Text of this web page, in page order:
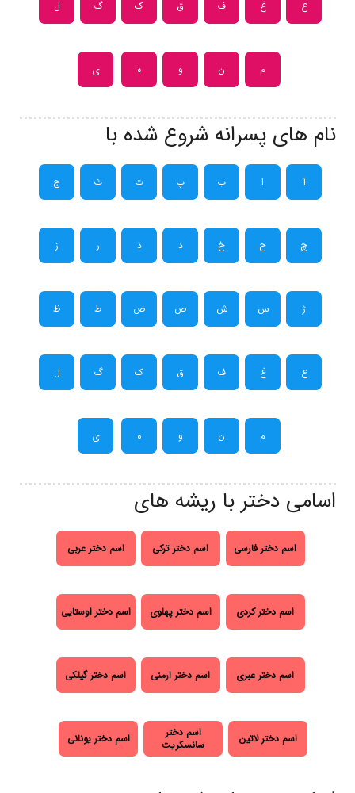
ع غ ف ق ک گ ل
م ن و ه ی
نام های پسرانه شروع شده با
آ ا ب پ ت ث ج
چ ح خ د ذ ر ز
ژ س ش ص ض ط ظ
ع غ ف ق ک گ ل
م ن و ه ی
اسامی دختر با ریشه های
اسم دختر فارسی اسم دختر ترکی اسم دختر عربی
اسم دختر کردی اسم دختر پهلوی اسم دختر اوستایی
اسم دختر عبری اسم دختر ارمنی اسم دختر گیلکی
اسم دختر لاتین
اسم دختر
سانسکریت
اسم دختر یونانی